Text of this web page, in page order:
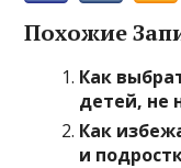
Похожие
Как
детей, не
Как
и